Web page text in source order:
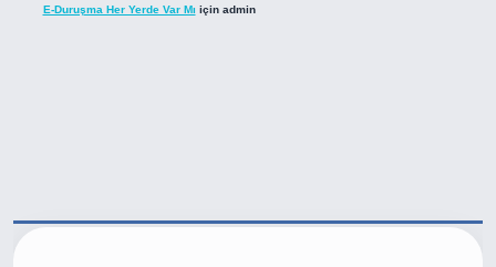
E-Duruşma Her Yerde Var Mı için admin